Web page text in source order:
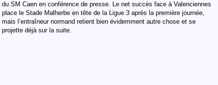
du SM Caen en conférence de presse. Le net succès face à Valenciennes
place le Stade Malherbe en tête de la Ligue 3 après la première journée,
mais l’entraîneur normand retient bien évidemment autre chose et se
projette déjà sur la suite.